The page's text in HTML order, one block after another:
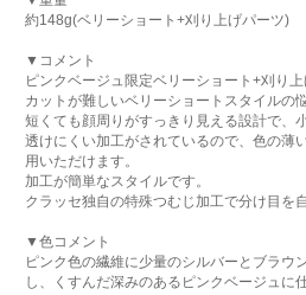
約148g(ベリーショート+刈り上げパーツ)
▼コメント
ピンクベージュ限定ベリーショート+刈り上
カットが難しいベリーショートスタイルの
短くても顔周りがすっきり見える設計で、
透けにくい加工がされているので、色の薄
用いただけます。
加工が簡単なスタイルです。
クラッセ独自の特殊つむじ加工で分け目を
▼色コメント
ピンク色の繊維に少量のシルバーとブラウ
し、くすんだ深みのあるピンクベージュに